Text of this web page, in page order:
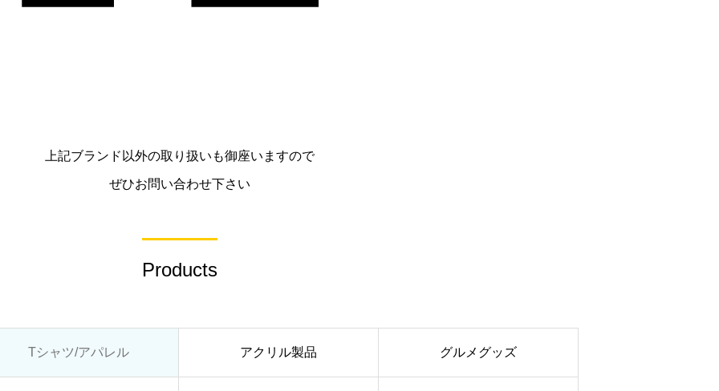
上記ブランド以外の取り扱いも御座いますので
ぜひお問い合わせ下さい
Products
Tシャツ/アパレル アクリル製品 グルメグッズ